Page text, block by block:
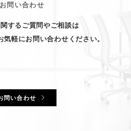
お問い合わせ
するご質問やご相談は
軽にお問い合わせください。
問い合わせ